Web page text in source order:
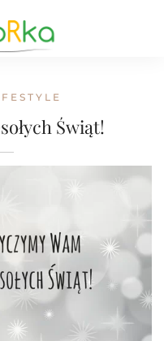
Świąt!